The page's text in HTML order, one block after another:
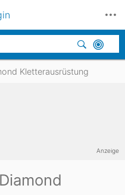
Kletterausrüstung
Anzeige